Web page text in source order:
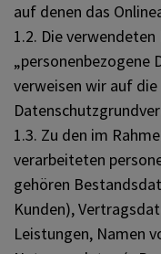
auf denen das
1.2. Die
„personenbezogene
verweisen wir auf
1.3. Zu den im
verarbeiteten
gehören
Kunden),
Leistungen, Namen